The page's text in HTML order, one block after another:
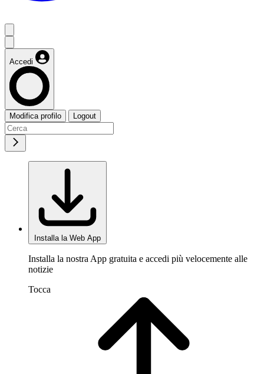
Accedi
Modifica profilo Logout
Installa la Web App
Installa la nostra App gratuita e accedi più velocemente alle
notizie
Tocca